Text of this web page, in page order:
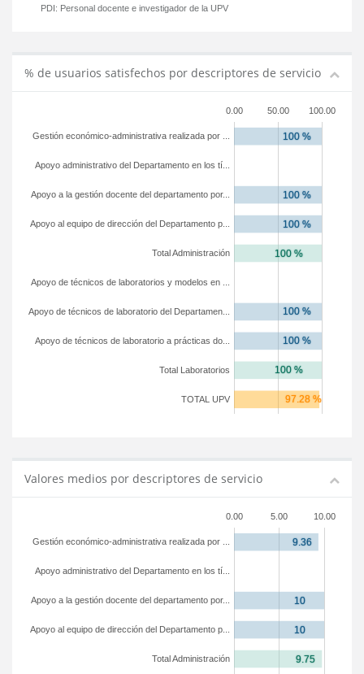
PDI: Personal docente e investigador de la UPV
% de usuarios satisfechos por descriptores de servicio
0.00 50.00 100.00
TOTAL UPV
Total Laboratorios
Apoyo de técnicos de laboratorio a prácticas do...
Apoyo de técnicos de laboratorio del Departamen...
Apoyo de técnicos de laboratorios y modelos en ...
Total Administración
Apoyo al equipo de dirección del Departamento p...
Apoyo a la gestión docente del departamento por...
Apoyo administrativo del Departamento en los tí...
Gestión económico-administrativa realizada por ...
Valores medios por descriptores de servicio
0.00 5.00 10.00
Total Administración
Apoyo al equipo de dirección del Departamento p...
Apoyo a la gestión docente del departamento por...
Apoyo administrativo del Departamento en los tí...
Gestión económico-administrativa realizada por ...